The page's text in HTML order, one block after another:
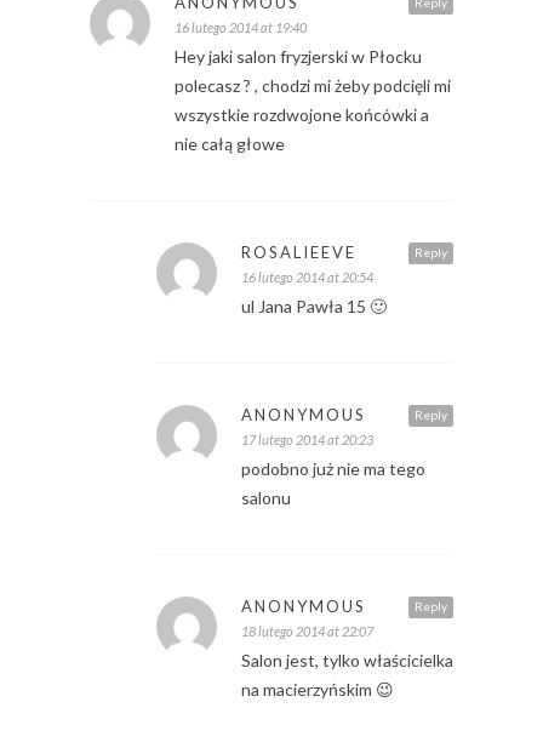
16 lutego 2014 at 19:40
Hey jaki salon fryzjerski w Płocku
polecasz ? , chodzi mi żeby podcięli mi
wszystkie rozdwojone końcówki a
nie całą głowe
Reply
ROSALIEEVE
16 lutego 2014 at 20:54
ul Jana Pawła 15 🙂
Reply
ANONYMOUS
17 lutego 2014 at 20:23
podobno już nie ma tego
salonu
Reply
ANONYMOUS
18 lutego 2014 at 22:07
Salon jest, tylko właścicielka
na macierzyńskim 😉